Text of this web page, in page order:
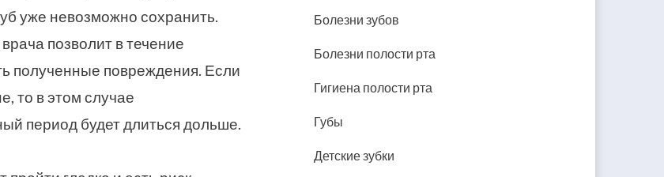
уже невозможно сохранить.
позволит в течение
полученные повреждения. Если
то в этом случае
период будет длиться дольше.
Болезни зубов
Болезни полости рта
Гигиена полости рта
Губы
Детские зубки